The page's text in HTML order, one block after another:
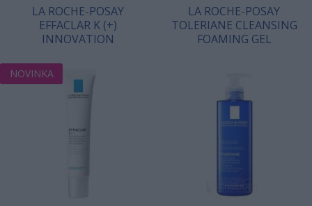
LA ROCHE-POSAY
EFFACLAR K (+)
INNOVATION
NOVINKA
LA ROCHE-POSAY
TOLERIANE CLEANSING
FOAMING GEL